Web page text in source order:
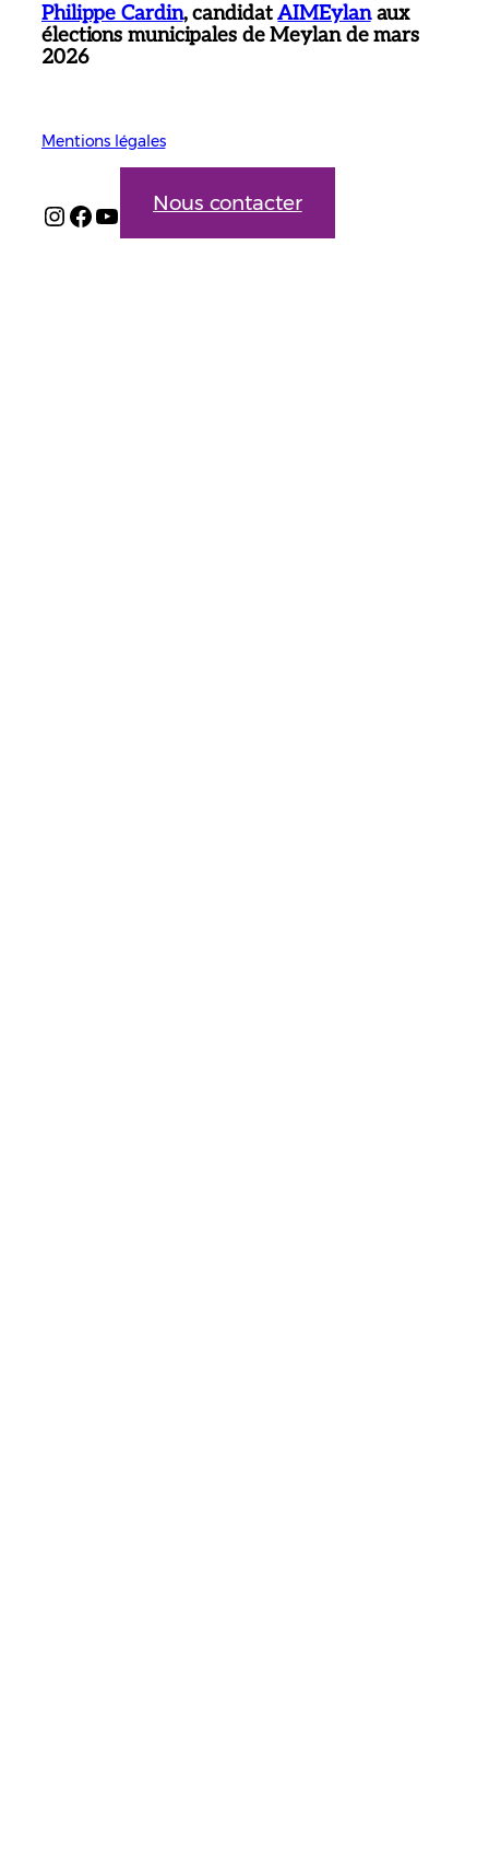
Philippe Cardin, candidatAIMEylanaux
élections municipales de Meylan de mars
2026
Mentions légales
Instagram
Facebook
YouTubeNous contacter